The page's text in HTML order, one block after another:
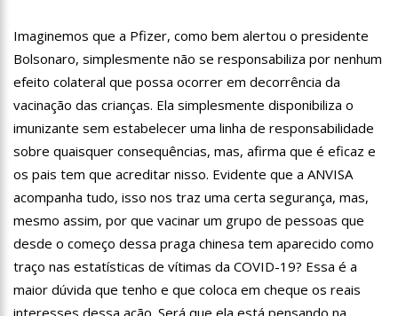
12:45
Fornecedores entram com pedido de falência das lojas
Marisa
11:19
Secretaria de Fazenda alerta para golpes com pagamento
falso de IPVA por Pix
10:58 Idosa comemora 107 anos com festa temática da Barbie e
encanta web
10:43 Bolsonaro virá a Manaus ainda este ano para fortalecer pré-
candidatura de coronel Menezes à Prefeitura de Manaus em 2024
Ex-noivo de Marília Mendonça choca fãs com homenagem a
ela em seu casamento
10:15
Aos 43 anos, mulher com deficiência contrata jovem para
fazer sexo pela primeira vez
12:56 Virginia Fonseca mente sobre avião e Zé Felipe enfrenta
crise na carreira
Imaginemos que a Pfizer, como bem alertou o presidente
Bolsonaro, simplesmente não se responsabiliza por nenhum
efeito colateral que possa ocorrer em decorrência da
vacinação das crianças. Ela simplesmente disponibiliza o
imunizante sem estabelecer uma linha de responsabilidade
sobre quaisquer consequências, mas, afirma que é eficaz e
os pais tem que acreditar nisso. Evidente que a ANVISA
acompanha tudo, isso nos traz uma certa segurança, mas,
mesmo assim, por que vacinar um grupo de pessoas que
desde o começo dessa praga chinesa tem aparecido como
traço nas estatísticas de vítimas da COVID-19? Essa é a
maior dúvida que tenho e que coloca em cheque os reais